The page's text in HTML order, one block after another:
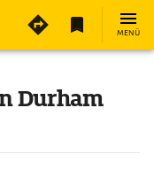
MENÜ
Durham